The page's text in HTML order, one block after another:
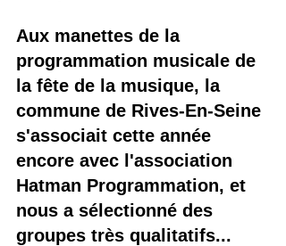
Aux manettes de la
programmation musicale de
la fête de la musique, la
commune de Rives-En-Seine
s'associait cette année
encore avec l'association
Hatman Programmation, et
nous a sélectionné des
groupes très qualitatifs...